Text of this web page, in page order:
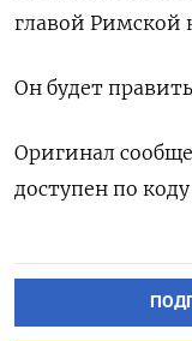
главой Римской
Он будет
Оригинал
доступен по